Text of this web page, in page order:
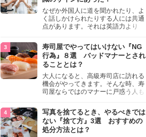
記事では生焼けか火が通っているの
かを確認する方法や、鶏肉を調理す
るときの注意点を紹介しますので、
参考にしてみてくださいね。
なぜか外国人に道を聞かれたり、よ
く話しかけられたりする人には共通
点があります。それは英語力より
けても大丈夫」というサインが関係
しています。よく選ばれる人の特徴
や、英語が苦手でも焦らない対処
法、自分を守るための注意点を詳し
く解説します。
寿司屋でやってはいけない『NG
行為』８選 バッドマナーとされ
ることとは？
大人になると、高級寿司店に訪れる
機会がやってきます。そんな時、寿
司屋ならではのマナーに戸惑う人も
らためて寿司屋でやってはいけない
『NG行為』をチェックしましょう。
写真を捨てるとき、やるべきでは
ない『捨て方』3選 おすすめの
処分方法とは？